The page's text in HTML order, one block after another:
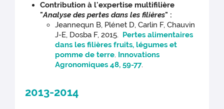
Contribution à l'expertise multifilière
"Analyse des pertes dans les filières" :
Jeannequn B, Plénet D, Carlin F, Chauvin
J-E, Dosba F, 2015. Pertes alimentaires
dans les filières fruits, légumes et
pomme de terre. Innovations
Agronomiques 48, 59-77.
2013-2014